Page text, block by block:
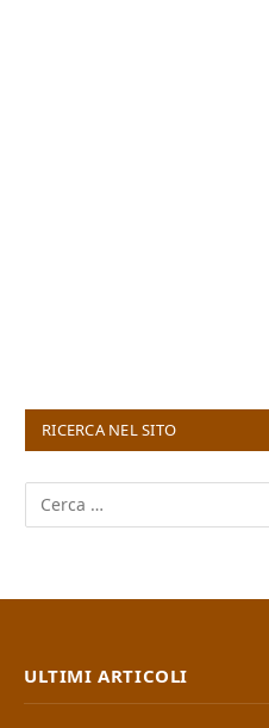
RICERCA NEL SITO
ULTIMI ARTICOLI